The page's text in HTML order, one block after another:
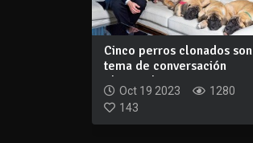
Cinco perros clonados son
tema de conversación
electoral en...
Oct 19 2023
1280
143